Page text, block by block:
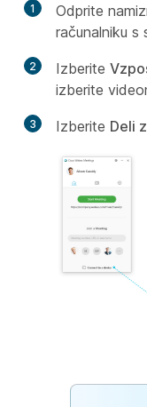
1
Odprite
računalniku s
2 Izberite
izberite
3 Izberite Deli